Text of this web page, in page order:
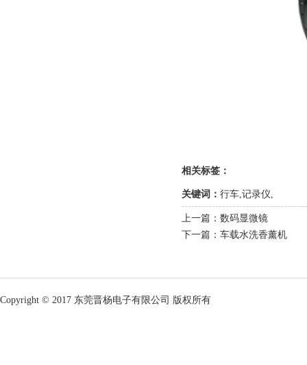
相关标签：
关键词： 行车,记录仪,
上一篇： 数码显微镜
下一篇： 车载水洗香薰机
Copyright © 2017 东莞晋杨电子有限公司 版权所有